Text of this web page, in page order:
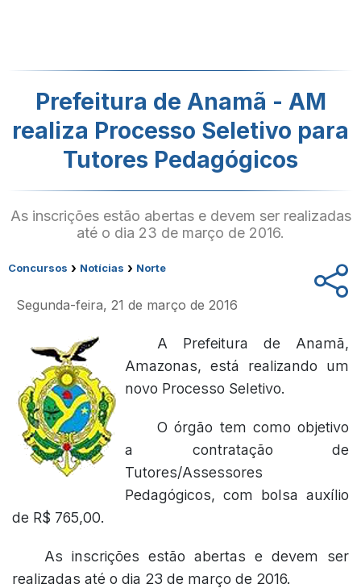
Prefeitura de Anamã - AM
realiza Processo Seletivo para
Tutores Pedagógicos
As inscrições estão abertas e devem ser realizadas
até o dia 23 de março de 2016.
Concursos › Notícias › Norte
Segunda-feira, 21 de março de 2016
A Prefeitura de Anamã,
Amazonas, está realizando um
novo Processo Seletivo.
O órgão tem como objetivo
a contratação de
Tutores/Assessores
Pedagógicos, com bolsa auxílio
de R$ 765,00.
As inscrições estão abertas e devem ser
realizadas até o dia 23 de março de 2016.